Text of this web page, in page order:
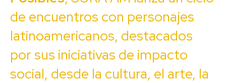
de encuentros con personajes
latinoamericanos, destacados
por sus iniciativas de impacto
social, desde la cultura, el arte, la